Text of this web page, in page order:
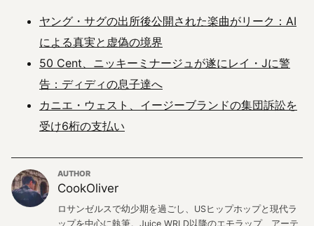
ヤング・サグの出所後公開された楽曲がリーク：AI
による真実と虚偽の境界
50 Cent、ニッキーミナージュが遂にレイ・Jに警
告：ディディの息子達へ
カニエ・ウェスト、イージーブランドの集団訴訟を
受け6桁の支払い
AUTHOR
CookOliver
ロサンゼルスで幼少期を過ごし、USヒップホップと現代ラ
ップを中心に執筆。Juice WRLD以降のエモラップ、アーテ